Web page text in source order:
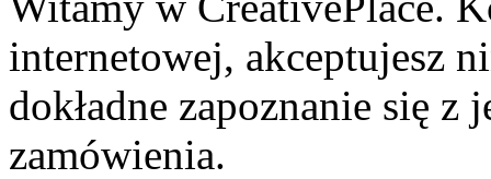
internetowej, akceptujesz
dokładne zapoznanie się z
zamówienia.